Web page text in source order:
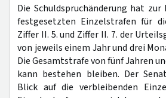
Die Schuldspruchänderung hat zur
festgesetzten Einzelstrafen für
Ziffer II. 5. und Ziffer II. 7. der
von jeweils einem Jahr und drei
Die Gesamtstrafe von fünf Jahren
kann bestehen bleiben. Der
Blick auf die verbleibenden